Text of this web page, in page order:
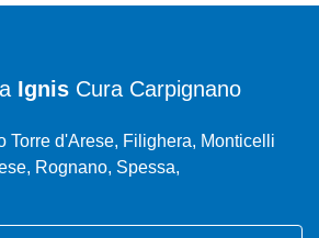
Ignis Cura Carpignano
Torre d'Arese, Filighera, Monticelli
Rognano, Spessa,